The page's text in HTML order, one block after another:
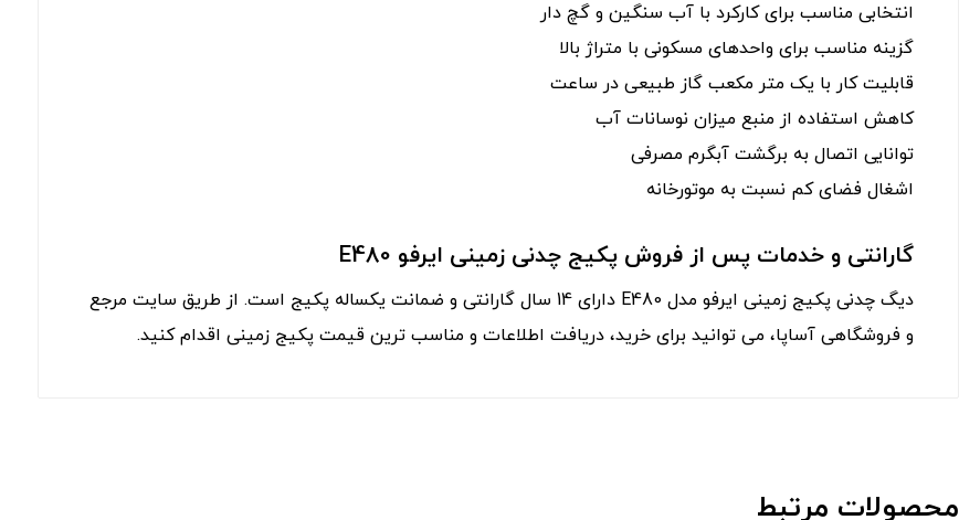
انتخابی مناسب برای کارکرد با آب سنگین و گچ دار
گزینه مناسب برای واحدهای مسکونی با متراژ بالا
قابلیت کار با یک متر مکعب گاز طبیعی در ساعت
کاهش استفاده از منبع میزان نوسانات آب
توانایی اتصال به برگشت آبگرم مصرفی
اشغال فضای کم نسبت به موتورخانه
گارانتی و خدمات پس از فروش پکیج چدنی زمینی ایرفو E480
دیگ چدنی پکیج زمینی ایرفو مدل E480 دارای 14 سال گارانتی و ضمانت یکساله پکیج است. از طریق سایت مرجع
و فروشگاهی آساپا، می توانید برای خرید، دریافت اطلاعات و مناسب ترین قیمت پکیج زمینی اقدام کنید.
محصولات مرتبط